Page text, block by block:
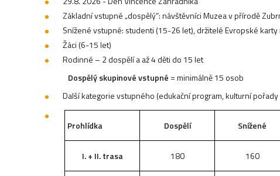
Základní vstupné „dospělý“:návštěvníci Muzea v přírodě
Snížené vstupné: studenti (15-26 let), držitelé Evropské karty
Žáci (6-15 let)
Rodinné – 2 dospělí a až 4 děti do 15 let
Dospělý skupinové vstupné = minimálně 15 osob
Další kategorie vstupného (edukační program, kulturní pořady
Prohlídka Dospělí Snížené
I. + II. trasa 180 160